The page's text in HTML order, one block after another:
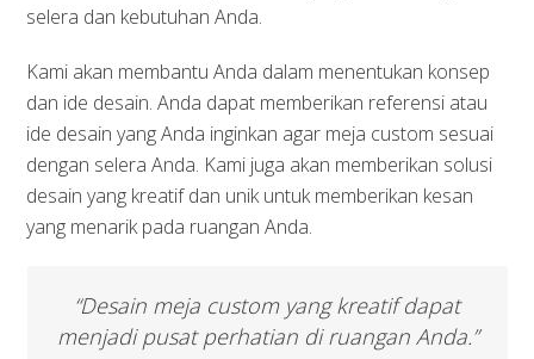
selera dan kebutuhan Anda.
Kami akan membantu Anda dalam menentukan konsep
dan ide desain. Anda dapat memberikan referensi atau
ide desain yang Anda inginkan agar meja custom sesuai
dengan selera Anda. Kami juga akan memberikan solusi
desain yang kreatif dan unik untuk memberikan kesan
yang menarik pada ruangan Anda.
“Desain meja custom yang kreatif dapat
menjadi pusat perhatian di ruangan Anda.”